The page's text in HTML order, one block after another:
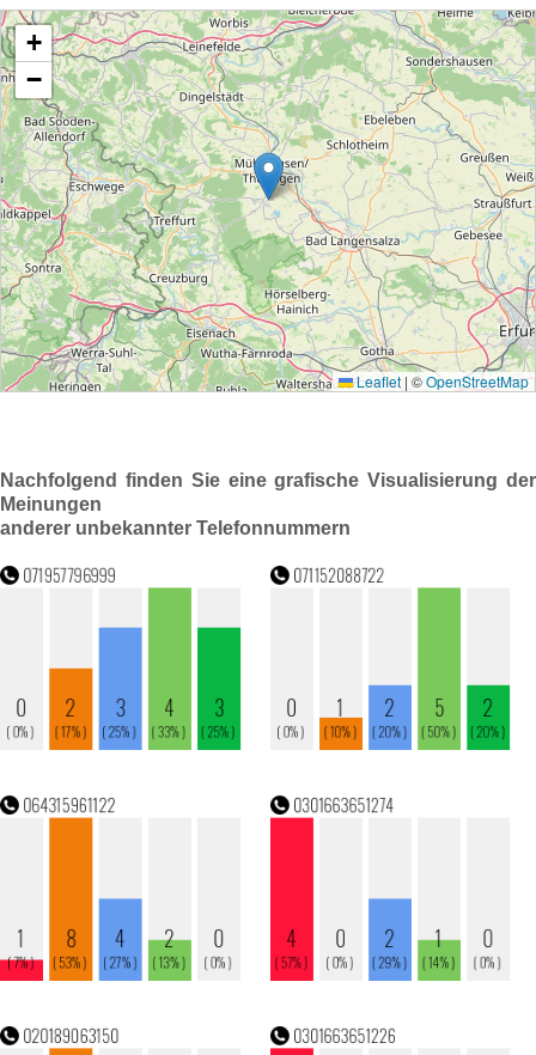
Nachfolgend finden Sie eine grafische Visualisierung der
Meinungen
anderer unbekannter Telefonnummern